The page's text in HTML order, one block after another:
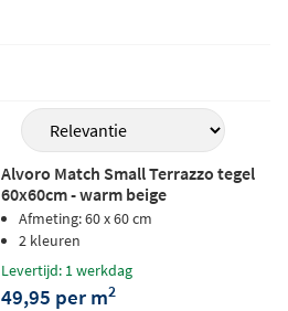
Alvoro Match Small Terrazzo tegel
60x60cm - warm beige
Afmeting: 60 x 60 cm
2 kleuren
Levertijd: 1 werkdag
49,95 per m2